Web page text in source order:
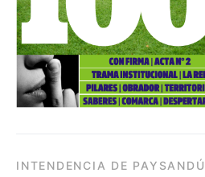
INTENDENCIA DE PAYSANDÚ